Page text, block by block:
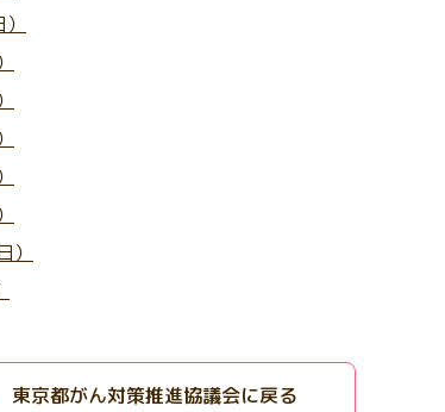
東京都がん対策推進協議会に戻る